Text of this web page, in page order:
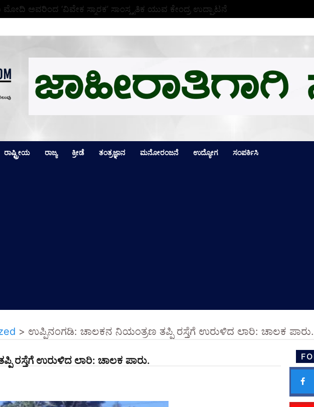
ಮೋದಿ ಅವರಿಂದ ‘ವಿವೇಕ ಸ್ಮಾರಕ’ ಸಾಂಸ್ಕೃತಿಕ ಯುವ ಕೇಂದ್ರ ಉದ್ಘಾಟನೆ
ರಾಷ್ಟ್ರೀಯ ರಾಜ್ಯ ಕ್ರೀಡೆ ತಂತ್ರಜ್ಞಾನ ಮನೋರಂಜನೆ ಉದ್ಯೋಗ ಸಂಪರ್ಕಿಸಿ
> ಉಪ್ಪಿನಂಗಡಿ: ಚಾಲಕನ ನಿಯಂತ್ರಣ ತಪ್ಪಿ ರಸ್ತೆಗೆ ಉರುಳಿದ ಲಾರಿ: ಚಾಲಕ ಪಾರು.
ರಸ್ತೆಗೆ ಉರುಳಿದ ಲಾರಿ: ಚಾಲಕ ಪಾರು.